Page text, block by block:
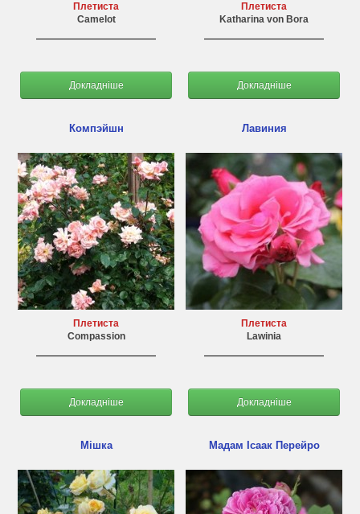
Плетиста
Camelot
Докладніше
Плетиста
Katharina von Bora
Докладніше
Компэйшн
Плетиста
Compassion
Докладніше
Лавиния
Плетиста
Lawinia
Докладніше
Мішка Мадам Ісаак Перейро